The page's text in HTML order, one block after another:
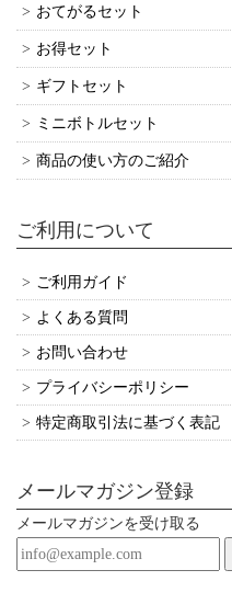
おてがるセット
お得セット
ギフトセット
ミニボトルセット
商品の使い方のご紹介
ご利用について
ご利用ガイド
よくある質問
お問い合わせ
プライバシーポリシー
特定商取引法に基づく表記
メールマガジン登録
メールマガジンを受け取る